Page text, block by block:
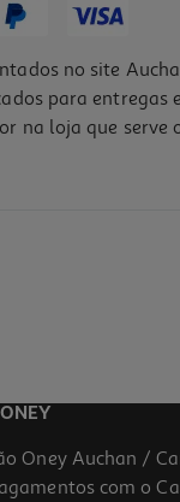
no site
para
na loja que
Oney Auchan /
com o